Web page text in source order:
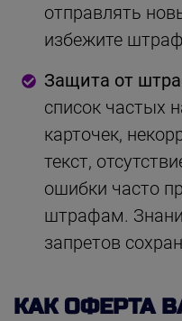
отправлять
избежите
Защита от
список частых
карточек,
текст,
ошибки часто
штрафам.
запретов
КАК ОФЕРТА